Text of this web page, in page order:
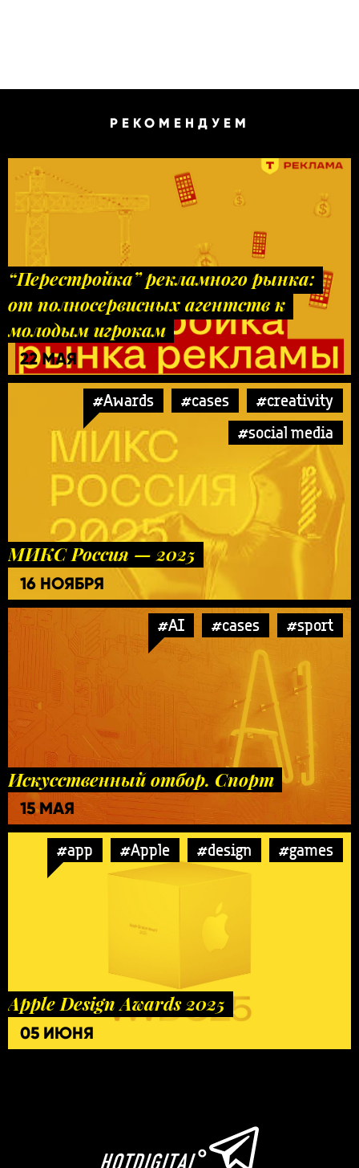
РЕКОМЕНДУЕМ
“Перестройка” рекламного рынка:
от полносервисных агентств к
молодым игрокам
22 МАЯ
#Awards #cases
#creativity
#social media
МИКС Россия — 2025
16 НОЯБРЯ
#AI #cases #sport
Искусственный отбор. Спорт
15 МАЯ
#app #Apple #design #games
Apple Design Awards 2025
05 ИЮНЯ